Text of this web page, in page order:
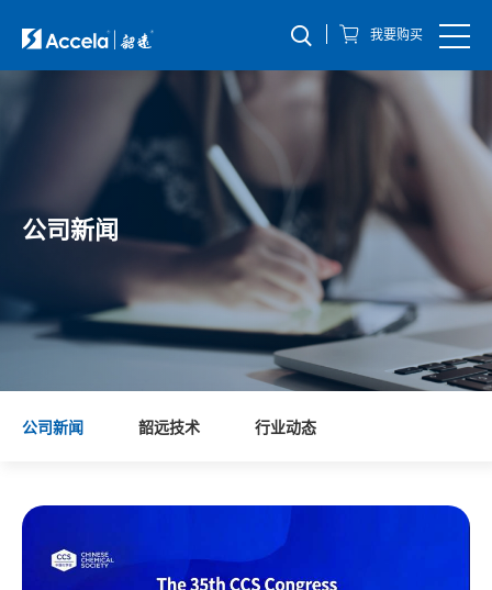
我要购买
公司新闻
公司新闻 韶远技术 行业动态